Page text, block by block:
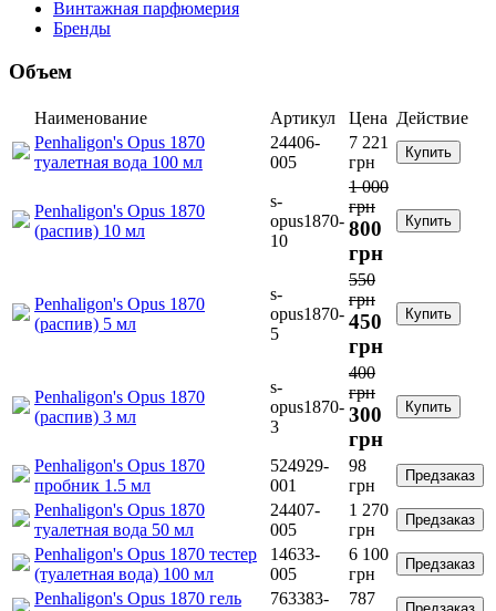
Винтажная парфюмерия
Бренды
Объем
Наименование Артикул Цена Действие
Penhaligon's Opus 1870
туалетная вода 100 мл
24406-
005
7 221
грн
Купить
Penhaligon's Opus 1870
(распив) 10 мл
s-
opus1870-
10
1 000
грн
800
грн
Купить
Penhaligon's Opus 1870
(распив) 5 мл
s-
opus1870-
5
550
грн
450
грн
Купить
Penhaligon's Opus 1870
(распив) 3 мл
s-
opus1870-
3
400
грн
300
грн
Купить
Penhaligon's Opus 1870
пробник 1.5 мл
524929-
001
98
грн
Предзаказ
Penhaligon's Opus 1870
туалетная вода 50 мл
24407-
005
1 270
грн
Предзаказ
Penhaligon's Opus 1870 тестер
(туалетная вода) 100 мл
14633-
005
6 100
грн
Предзаказ
Penhaligon's Opus 1870 гель
763383-
787